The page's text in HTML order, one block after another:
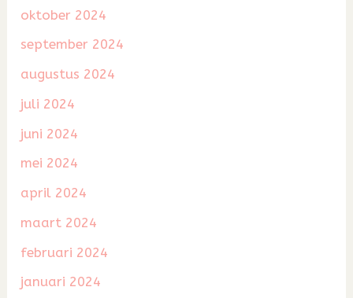
oktober 2024
september 2024
augustus 2024
juli 2024
juni 2024
mei 2024
april 2024
maart 2024
februari 2024
januari 2024